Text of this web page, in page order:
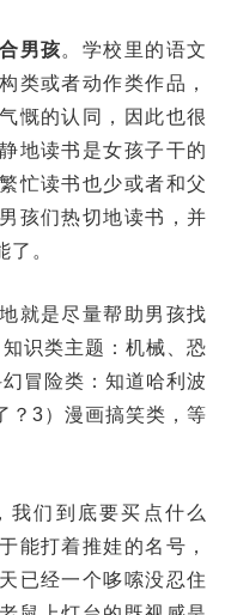
男孩。学校里的语文
类或者动作类作品，
慨的认同，因此也很
地读书是女孩子干的
忙读书也少或者和父
孩们热切地读书，并
。
就是尽量帮助男孩找
识类主题：机械、恐
冒险类：知道哈利波
？3）漫画搞笑类，等
我们到底要买点什么
能打着推娃的名号，
已经一个哆嗦没忍住